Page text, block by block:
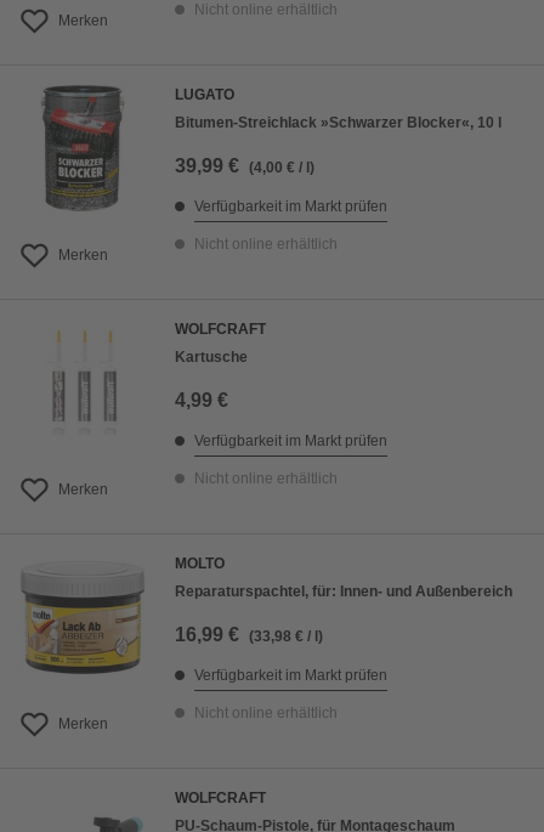
Merken
Nicht online erhältlich
Merken
LUGATO
Bitumen-Streichlack »Schwarzer Blocker«, 10 l
39,99 € (4,00 € / l)
Verfügbarkeit im Markt prüfen
Nicht online erhältlich
Merken
WOLFCRAFT
Kartusche
4,99 €
Verfügbarkeit im Markt prüfen
Nicht online erhältlich
Merken
MOLTO
Reparaturspachtel, für: Innen- und Außenbereich
16,99 € (33,98 € / l)
Verfügbarkeit im Markt prüfen
Nicht online erhältlich
WOLFCRAFT
PU-Schaum-Pistole, für Montageschaum